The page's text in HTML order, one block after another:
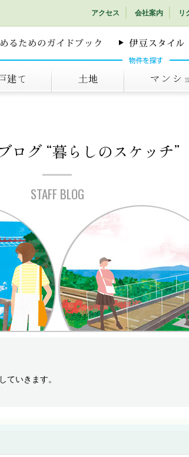
アクセス 会社案内 リ
ログ “暮らしのスケッチ”
STAFF BLOG
ていきます。